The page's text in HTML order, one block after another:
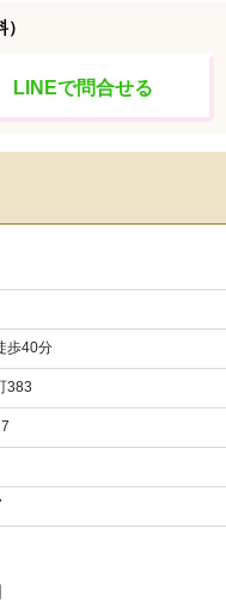
）
LINEで問合せる
歩40分
383